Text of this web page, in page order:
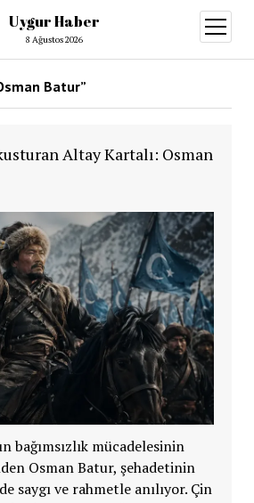
Uygur Haber
8 Ağustos 2026
aç
Batur”
Altay Kartalı: Osman
bağımsızlık mücadelesinin
Osman Batur, şehadetinin
saygı ve rahmetle anılıyor. Çin